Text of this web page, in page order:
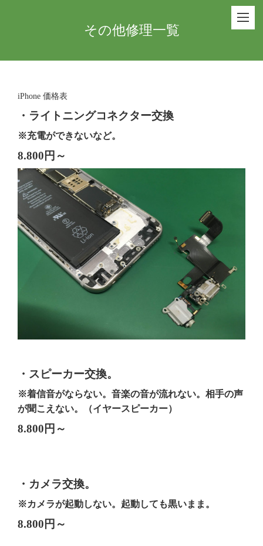
その他修理一覧
iPhone 価格表
・ライトニングコネクター交換
※充電ができないなど。
8.800円～
・スピーカー交換。
※着信音がならない。音楽の音が流れない。相手の声
が聞こえない。（イヤースピーカー）
8.800円～
・カメラ交換。
※カメラが起動しない。起動しても黒いまま。
8.800円～